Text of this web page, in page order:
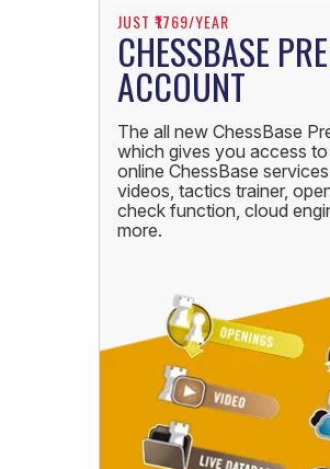
JUST ₹1769/YEAR
CHESSBASE
ACCOUNT
The all new ChessBase
which gives you access
online ChessBase
videos, tactics trainer,
check function, cloud
more.